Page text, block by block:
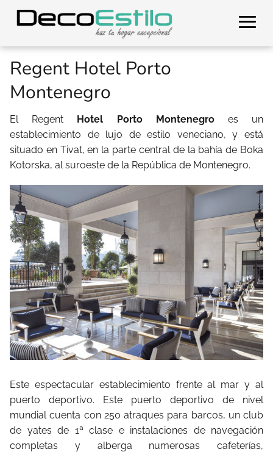
Regent Hotel Porto
Montenegro
El Regent Hotel Porto Montenegroes un
establecimiento de lujo de estilo veneciano, y está
situado en Tivat, en la parte central de la bahía de Boka
Kotorska, al suroeste de la República de Montenegro.
Este espectacular establecimiento frente al mar y al
puerto deportivo. Este puerto deportivo de nivel
mundial cuenta con 250 atraques para barcos, un club
de yates de 1ª clase e instalaciones de navegación
completas y alberga numerosas cafeterías,